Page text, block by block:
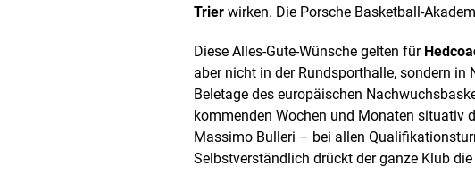
Trier wirken. Die Porsche Basketball-
Diese Alles-Gute-Wünsche gelten für
aber nicht in der Rundsporthalle, sondern in
Beletage des europäischen
kommenden Wochen und Monaten situativ
Massimo Bulleri – bei allen
Selbstverständlich drückt der ganze Klub